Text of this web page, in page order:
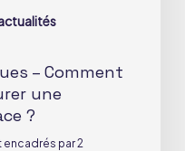
– Comment
une
?
par 2